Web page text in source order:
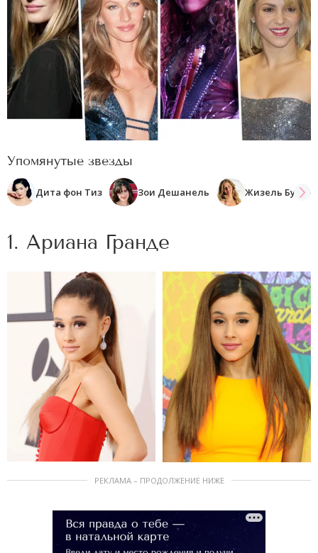
Упомянутые звезды
Дита фон Тиз Зои Дешанель Жизель
1. Ариана Гранде
РЕКЛАМА – ПРОДОЛЖЕНИЕ НИЖЕ